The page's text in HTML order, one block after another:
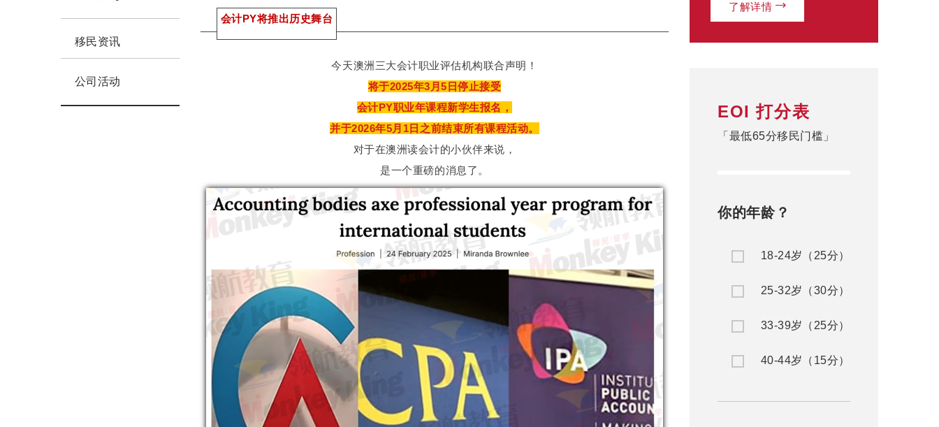
移民资讯
公司活动
会计PY将推出历史舞台
今天澳洲三大会计职业评估机构联合声明！
将于2025年3月5日停止接受
会计PY职业年课程新学生报名，
并于2026年5月1日之前结束所有课程活动。
对于在澳洲读会计的小伙伴来说，
是一个重磅的消息了。
了解详情
EOI 打分表
「最低65分移民门槛」
你的年龄？
18-24岁（25分）
25-32岁（30分）
33-39岁（25分）
40-44岁（15分）